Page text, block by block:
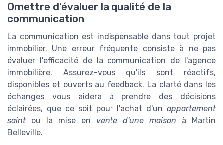
Omettre d'évaluer la qualité de la
communication
La communication est indispensable dans tout projet
immobilier. Une erreur fréquente consiste à ne pas
évaluer l'efficacité de la communication de l'agence
immobilière. Assurez-vous qu'ils sont réactifs,
disponibles et ouverts au feedback. La clarté dans les
échanges vous aidera à prendre des décisions
éclairées, que ce soit pour l'achat d'un appartement
saintou la mise en vente d'une maison à Martin
Belleville.